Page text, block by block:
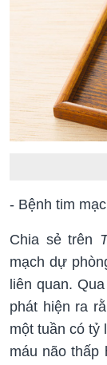
- Bệnh tim
Chia sẻ trên
mạch dự
liên quan.
phát hiện ra
một tuần có tỷ
máu não